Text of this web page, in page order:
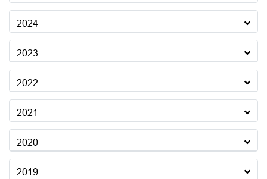
2024
2023
2022
2021
2020
2019